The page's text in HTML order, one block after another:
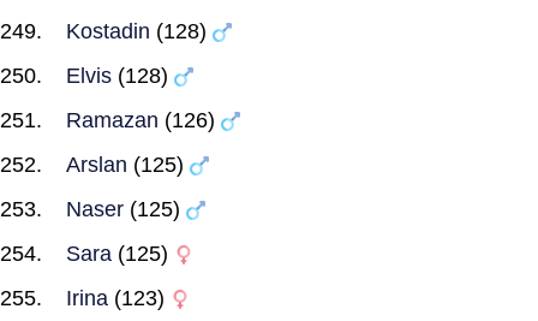
Kostadin (128)
Elvis (128)
Ramazan (126)
Arslan (125)
Naser (125)
Sara (125)
Irina (123)